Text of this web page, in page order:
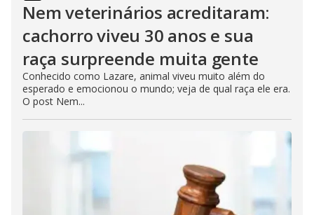
Nem veterinários acreditaram:
cachorro viveu 30 anos e sua
raça surpreende muita gente
Conhecido como Lazare, animal viveu muito além do
esperado e emocionou o mundo; veja de qual raça ele era.
O post Nem...